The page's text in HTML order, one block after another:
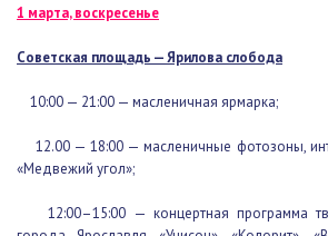
12.00 — 18:00 — масленичные
12:00–15:00 — концертная программа